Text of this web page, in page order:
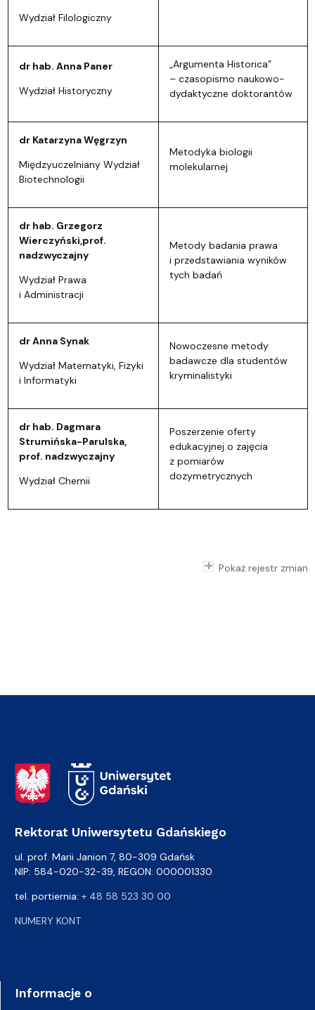
Wydział Filologiczny
dr hab. Anna Paner
Wydział Historyczny
„Argumenta Historica”
– czasopismo naukowo-
dydaktyczne doktorantów
dr Katarzyna Węgrzyn
Międzyuczelniany Wydział
Biotechnologii
Metodyka biologii
molekularnej
dr hab. Grzegorz
Wierczyński,prof.
nadzwyczajny
Wydział Prawa
i Administracji
Metody badania prawa
i przedstawiania wyników
tych badań
dr Anna Synak
Wydział Matematyki, Fizyki
i Informatyki
Nowoczesne metody
badawcze dla studentów
kryminalistyki
dr hab. Dagmara
Strumińska-Parulska,
prof. nadzwyczajny
Wydział Chemii
Poszerzenie oferty
edukacyjnej o zajęcia
z pomiarów
dozymetrycznych
Pokaż rejestr zmian
Adres Rektoratu
Rektorat Uniwersytetu Gdańskiego
ul. prof. Marii Janion 7, 80-309 Gdańsk
NIP: 584-020-32-39, REGON: 000001330
tel. portiernia: + 48 58 523 30 00
NUMERY KONT
Informacje o